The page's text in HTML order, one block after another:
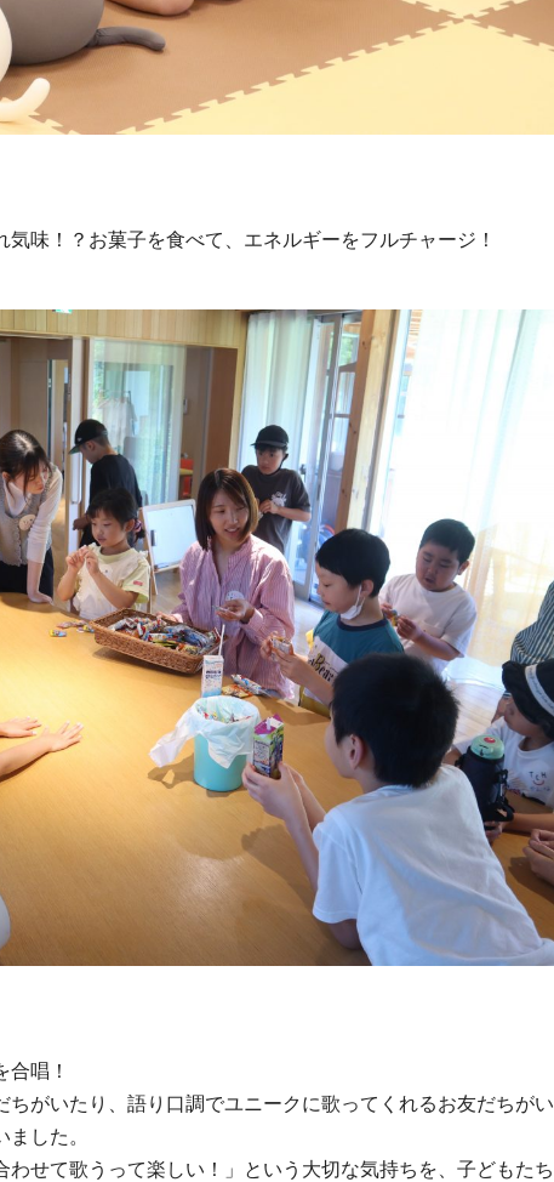
味！？お菓子を食べて、エネルギーをフルチャージ！
唱！
がいたり、語り口調でユニークに歌ってくれるお友だちがい
した。
せて歌うって楽しい！」という大切な気持ちを、子どもたち